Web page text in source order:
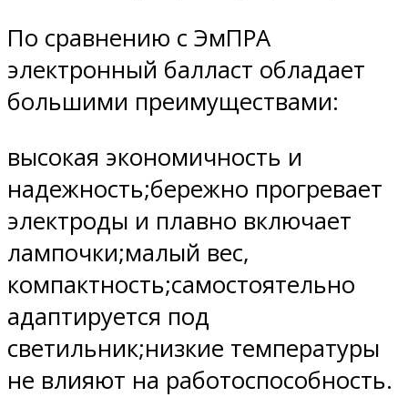
По сравнению с ЭмПРА
электронный балласт обладает
большими преимуществами:
высокая экономичность и
надежность;бережно прогревает
электроды и плавно включает
лампочки;малый вес,
компактность;самостоятельно
адаптируется под
светильник;низкие температуры
не влияют на работоспособность.